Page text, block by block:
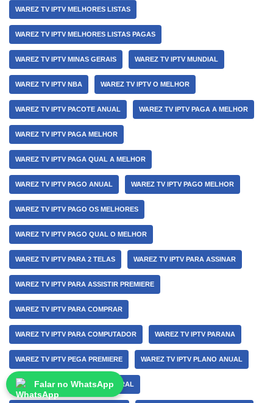
WAREZ TV IPTV MELHORES LISTAS
WAREZ TV IPTV MELHORES LISTAS PAGAS
WAREZ TV IPTV MINAS GERAIS WAREZ TV IPTV MUNDIAL
WAREZ TV IPTV NBA WAREZ TV IPTV O MELHOR
WAREZ TV IPTV PACOTE ANUAL WAREZ TV IPTV PAGA A MELHOR
WAREZ TV IPTV PAGA MELHOR
WAREZ TV IPTV PAGA QUAL A MELHOR
WAREZ TV IPTV PAGO ANUAL WAREZ TV IPTV PAGO MELHOR
WAREZ TV IPTV PAGO OS MELHORES
WAREZ TV IPTV PAGO QUAL O MELHOR
WAREZ TV IPTV PARA 2 TELAS WAREZ TV IPTV PARA ASSINAR
WAREZ TV IPTV PARA ASSISTIR PREMIERE
WAREZ TV IPTV PARA COMPRAR
WAREZ TV IPTV PARA COMPUTADOR WAREZ TV IPTV PARANA
WAREZ TV IPTV PEGA PREMIERE WAREZ TV IPTV PLANO ANUAL
WAREZ TV IPTV PLANO SEMESTRAL
Falar no WhatsApp